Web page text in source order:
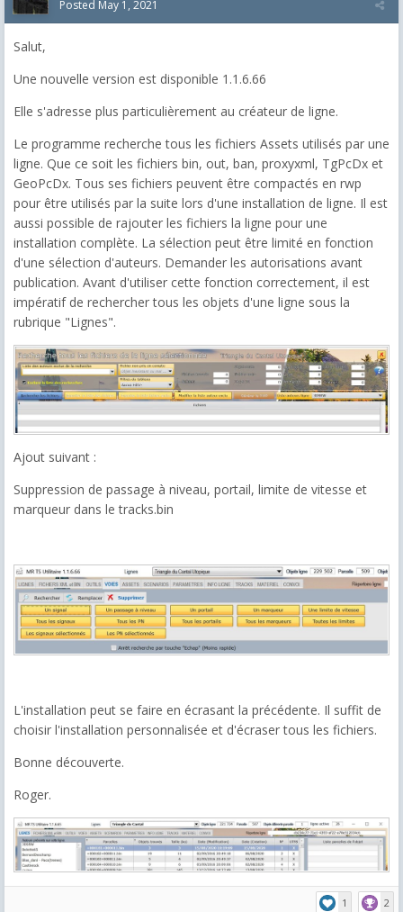
Posted May 1, 2021
Salut,
Une nouvelle version est disponible 1.1.6.66
Elle s'adresse plus particulièrement au créateur de ligne.
Le programme recherche tous les fichiers Assets utilisés par une
ligne. Que ce soit les fichiers bin, out, ban, proxyxml, TgPcDx et
GeoPcDx. Tous ses fichiers peuvent être compactés en rwp
pour être utilisés par la suite lors d'une installation de ligne. Il est
aussi possible de rajouter les fichiers la ligne pour une
installation complète. La sélection peut être limité en fonction
d'une sélection d'auteurs. Demander les autorisations avant
publication. Avant d'utiliser cette fonction correctement, il est
impératif de rechercher tous les objets d'une ligne sous la
rubrique "Lignes".
Ajout suivant :
Suppression de passage à niveau, portail, limite de vitesse et
marqueur dans le tracks.bin
L'installation peut se faire en écrasant la précédente. Il suffit de
choisir l'installation personnalisée et d'écraser tous les fichiers.
Bonne découverte.
Roger.
1 2